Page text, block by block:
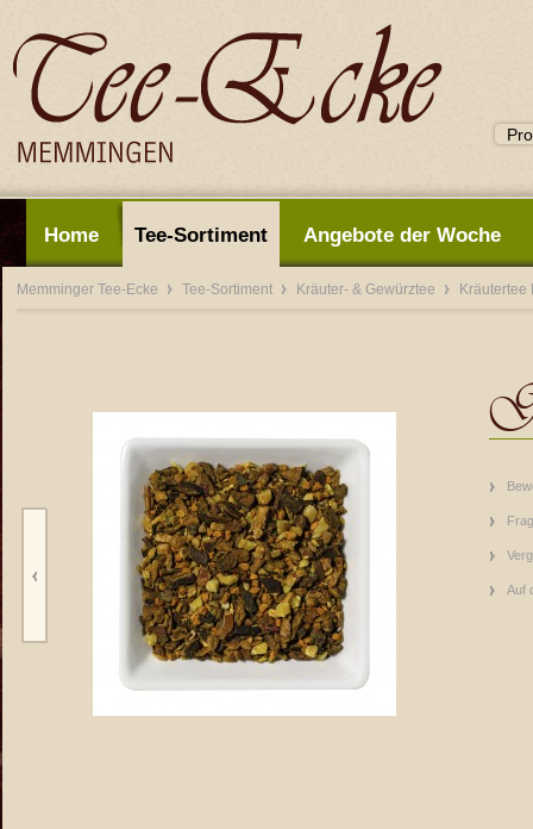
Home Tee-Sortiment Angebote der Woche
Memminger Tee-Ecke Tee-Sortiment Kräuter- & Gewürztee
Auf